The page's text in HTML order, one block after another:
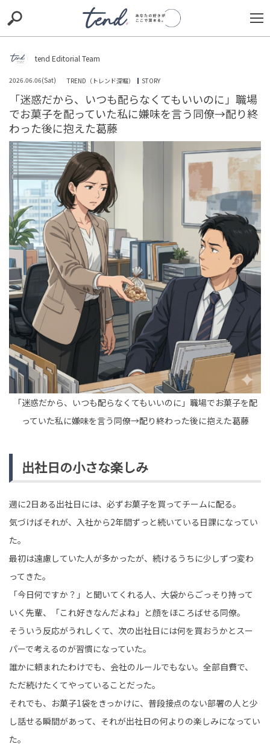
trill nordot RECOMMEND ARENA TOP
「活動停止にするべき」「法律違反じゃないの？」と批
判続出。15歳の女優・百瀬夢奏が飲酒喫煙で無期限自粛
HUMAN（話題の人）
ENTERTAINMENT
tend Editorial Team
【北川景子】「面持ちがどことなく似た系統があると思
ってて」SixTONESのあるメンバーと似ていると話題でド
ラマ共演希望...
HUMAN（話題の人）
ENTERTAINMENT
tend Editorial Team
「あの子じゃ無理に決まってるじゃん」と入試試験後に
て、表情が固まった
tend Editorial Team
2026.06.06(Sat) TREND（トレンド深堀） STORY
「迷惑だから、いつも配らなくてもいいのに」職場
でお菓子を配っていた私に嫌味を言う同僚→配り終
わった後に抱えた葛藤
「迷惑だから、いつも配らなくてもいいのに」職場でお菓子を配
っていた私に嫌味を言う同僚→配り終わった後に抱えた葛藤
出社日の小さな楽しみ
週に2日ある出社日には、必ずお菓子を買ってチームに配る。
気づけばそれが、入社から2年間ずっと続いている日課になってい
た。
最初は遠慮していた人が多かったが、続けるうちに少しずつ変わ
ってきた。
「今日何ですか？」と聞いてくれる人、大袋からごっそり持って
いく先輩、「これ好きなんだよね」と顔をほころばせる同僚。
そういう反応がうれしくて、次の出社日には何を買おうかとスー
パーで考えるのが習慣になっていた。
誰かに頼まれたわけでも、会社のルールでもない。全部自費で、
ただ続けたくてやっていることだった。
それでも、お菓子1袋をきっかけに、普段接点のない部署の人と少
し話せる瞬間があって、それが出社日の何よりの楽しみになってい
た。